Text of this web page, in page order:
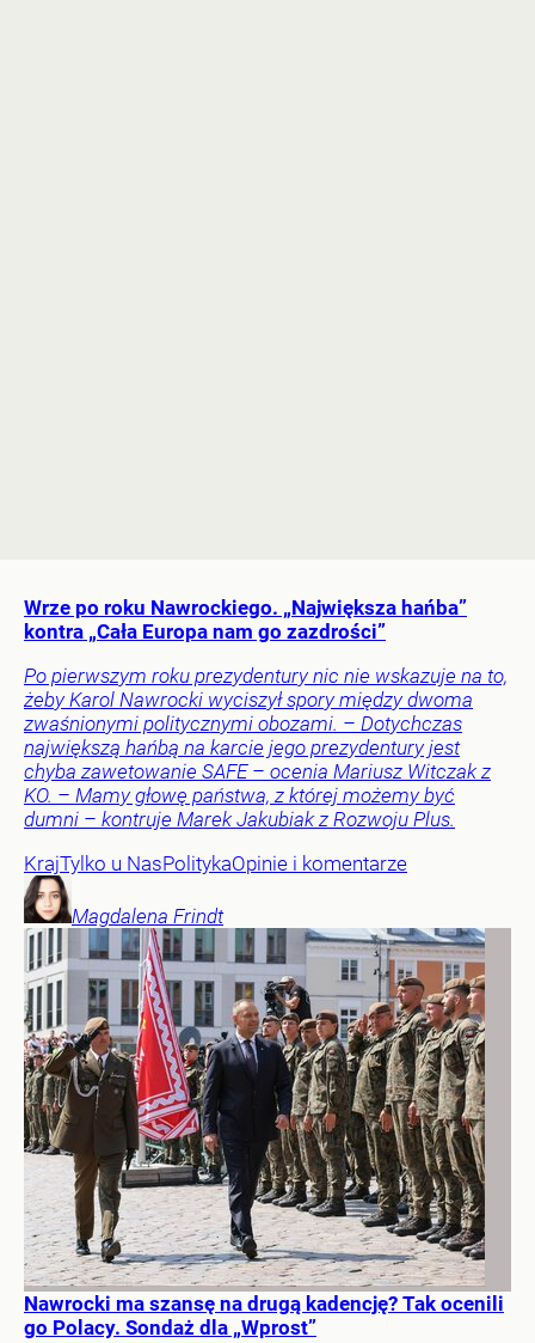
Wrze po roku Nawrockiego. „Największa hańba”
kontra „Cała Europa nam go zazdrości”
Po pierwszym roku prezydentury nic nie wskazuje na to,
żeby Karol Nawrocki wyciszył spory między dwoma
zwaśnionymi politycznymi obozami. – Dotychczas
największą hańbą na karcie jego prezydentury jest
chyba zawetowanie SAFE – ocenia Mariusz Witczak z
KO. – Mamy głowę państwa, z której możemy być
dumni – kontruje Marek Jakubiak z Rozwoju Plus.
KrajTylko u NasPolitykaOpinie i komentarze
Magdalena Frindt
Nawrocki ma szansę na drugą kadencję? Tak ocenili
go Polacy. Sondaż dla „Wprost”